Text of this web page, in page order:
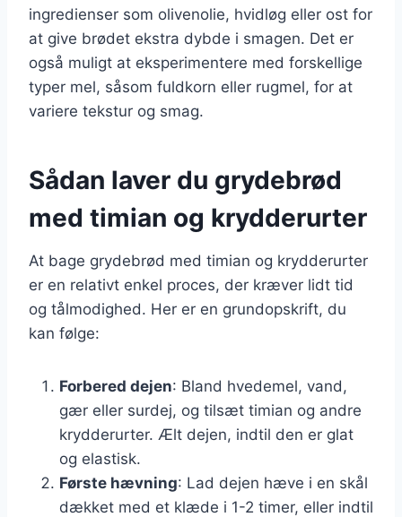
ingredienser som olivenolie, hvidløg eller ost for
at give brødet ekstra dybde i smagen. Det er
også muligt at eksperimentere med forskellige
typer mel, såsom fuldkorn eller rugmel, for at
variere tekstur og smag.
Sådan laver du grydebrød
med timian og krydderurter
At bage grydebrød med timian og krydderurter
er en relativt enkel proces, der kræver lidt tid
og tålmodighed. Her er en grundopskrift, du
kan følge:
Forbered dejen: Bland hvedemel, vand,
gær eller surdej, og tilsæt timian og andre
krydderurter. Ælt dejen, indtil den er glat
og elastisk.
Første hævning: Lad dejen hæve i en skål
dækket med et klæde i 1-2 timer, eller indtil